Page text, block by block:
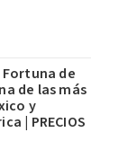
Fortuna de
de las más
y
| PRECIOS